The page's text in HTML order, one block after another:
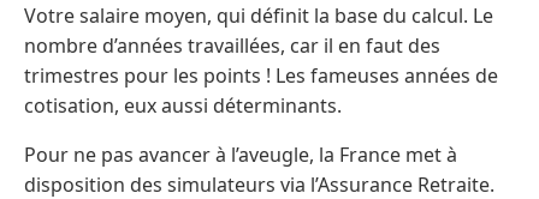
Votre salaire moyen, qui définit la base du calcul. Le
nombre d’années travaillées, car il en faut des
trimestres pour les points ! Les fameuses années de
cotisation, eux aussi déterminants.
Pour ne pas avancer à l’aveugle, la France met à
disposition des simulateurs via l’Assurance Retraite.